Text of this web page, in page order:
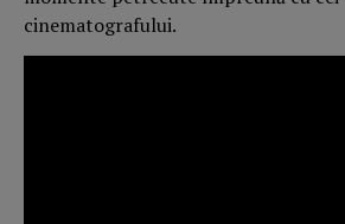
cinematografului.